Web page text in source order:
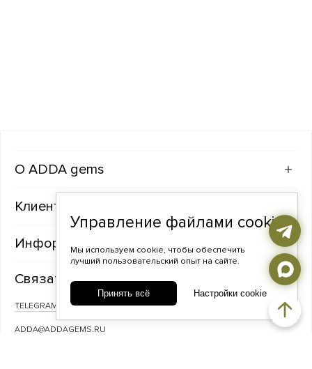
ADDA gems
Клиентам
Информация
Связаться с нами
TELEGRAM ВКОНТАКТЕ
ADDA@ADDAGEMS.RU
Управление файлами cookie
Мы используем cookie, чтобы обеспечить
лучший пользовательский опыт на сайте.
Принять всё Настройки cookie